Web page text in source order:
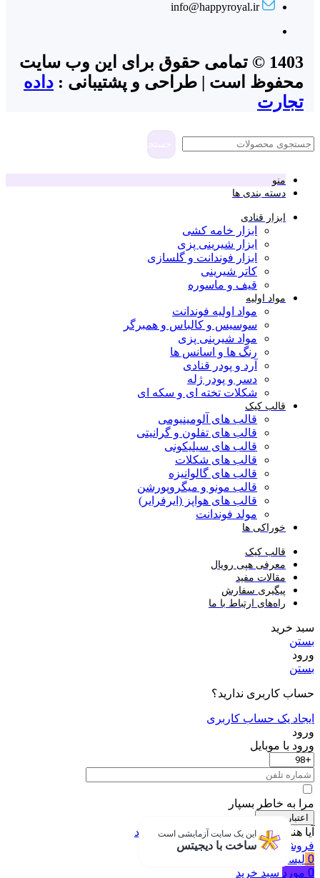
info@happyroyal.ir
1403 © تمامی حقوق برای این وب سایت
است | طراحی و پشتیبانی :داده
بندی ها
قنادی
ابزار خامه کشی
ابزار شیرینی پزی
ابزار فوندانت و گلسازی
کاتر شیرینی
قیف و ماسوره
اولیه
مواد اولیه فوندانت
سوسیس و کالباس و همبرگر
مواد شیرینی پزی
رنگ ها و اسانس ها
آرد و پودر قنادی
دسر و پودر ژله
شکلات تخته ای و سکه ای
کیک
قالب های آلومینیومی
قالب های تفلون و گرانیتی
قالب های سیلیکونی
قالب های شکلات
قالب های گالوانیزه
قالب مونو و میگروپورشن
قالب های هواپز (ایرفرایر)
مولد فوندانت
ها
کیک
هپی رویال
مفید
سفارش
ارتباط با ما
ندارید؟
حساب کاربری
موبایل
بسپار
سنجی
عضو نشده؟ اکنون ثبت نام کنید
این یک سایت آزمایشی است
ساخت با دیجیتس
علاقه مندی ها
سبد خرید